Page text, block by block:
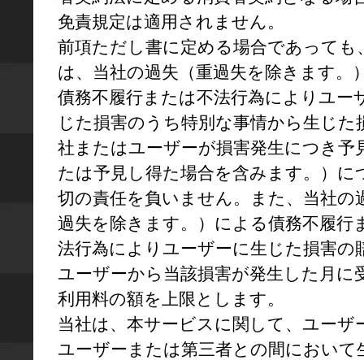
免責規定は適用されません。
前項ただし書に定める場合であっても
は、当社の過失（重過失を除きます。
債務不履行または不法行為によりユー
じた損害のうち特別な事情から生じた
社またはユーザーが損害発生につき予
たは予見し得た場合を含みます。）に
切の責任を負いません。また、当社の
過失を除きます。）による債務不履行
法行為によりユーザーに生じた損害の
ユーザーから当該損害が発生した月に
利用料の額を上限とします。
当社は、本サービスに関して、ユーザ
ユーザーまたは第三者との間において